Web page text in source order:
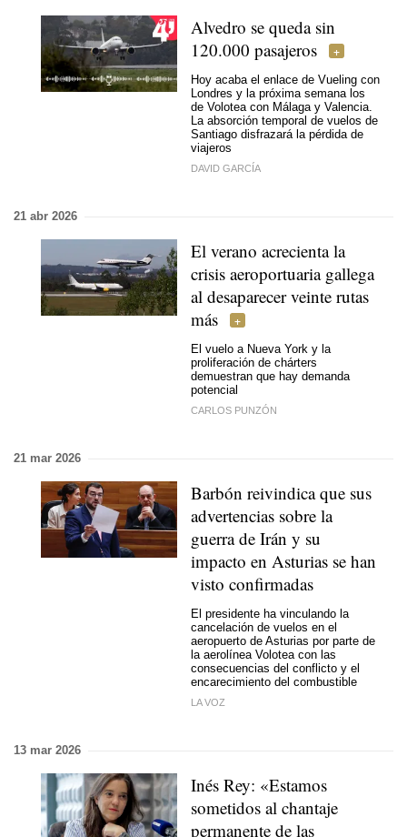
Alvedro se queda sin
120.000 pasajeros
Hoy acaba el enlace de Vueling con
Londres y la próxima semana los
de Volotea con Málaga y Valencia.
La absorción temporal de vuelos de
Santiago disfrazará la pérdida de
viajeros
DAVID GARCÍA
21 abr 2026
El verano acrecienta la
crisis aeroportuaria gallega
al desaparecer veinte rutas
más
El vuelo a Nueva York y la
proliferación de chárters
demuestran que hay demanda
potencial
CARLOS PUNZÓN
21 mar 2026
Barbón reivindica que sus
advertencias sobre la
guerra de Irán y su
impacto en Asturias se han
visto confirmadas
El presidente ha vinculando la
cancelación de vuelos en el
aeropuerto de Asturias por parte de
la aerolínea Volotea con las
consecuencias del conflicto y el
encarecimiento del combustible
LA VOZ
13 mar 2026
Inés Rey: «Estamos
sometidos al chantaje
permanente de las